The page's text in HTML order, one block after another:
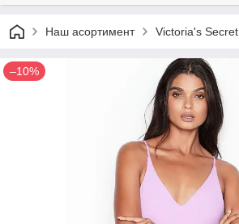
Наш асортимент Victoria's Secret
–10%